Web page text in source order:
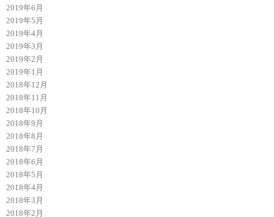
2019年6月
2019年5月
2019年4月
2019年3月
2019年2月
2019年1月
2018年12月
2018年11月
2018年10月
2018年9月
2018年8月
2018年7月
2018年6月
2018年5月
2018年4月
2018年3月
2018年2月